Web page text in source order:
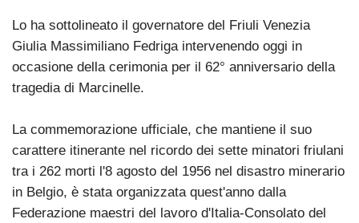
Lo ha sottolineato il governatore del Friuli Venezia
Giulia Massimiliano Fedriga intervenendo oggi in
occasione della cerimonia per il 62° anniversario della
tragedia di Marcinelle.
La commemorazione ufficiale, che mantiene il suo
carattere itinerante nel ricordo dei sette minatori friulani
tra i 262 morti l'8 agosto del 1956 nel disastro minerario
in Belgio, è stata organizzata quest'anno dalla
Federazione maestri del lavoro d'Italia-Consolato del